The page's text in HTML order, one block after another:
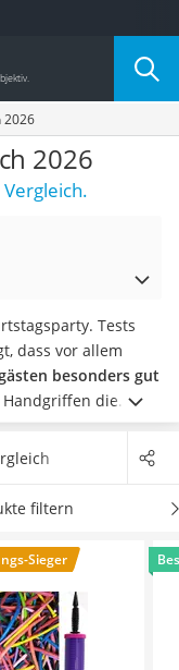
2026
2026
Tests
dass vor allem
besonders gut
Handgriffen die
eine besondere
aus
Mund
Ballons* mit seinen
filtern
Sieger